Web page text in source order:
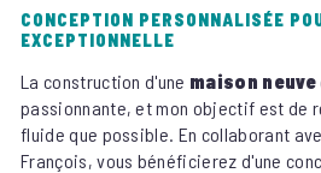
CONCEPTION PERSONNALISÉE
EXCEPTIONNELLE
La construction d'une maison neuve
passionnante, et mon objectif est de
fluide que possible. En collaborant
François, vous bénéficierez d'une